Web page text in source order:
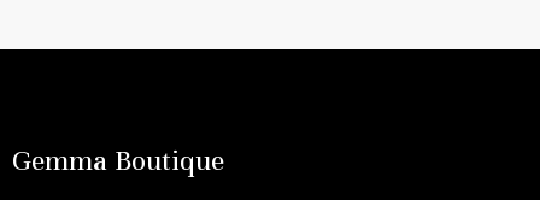
Gemma Boutique